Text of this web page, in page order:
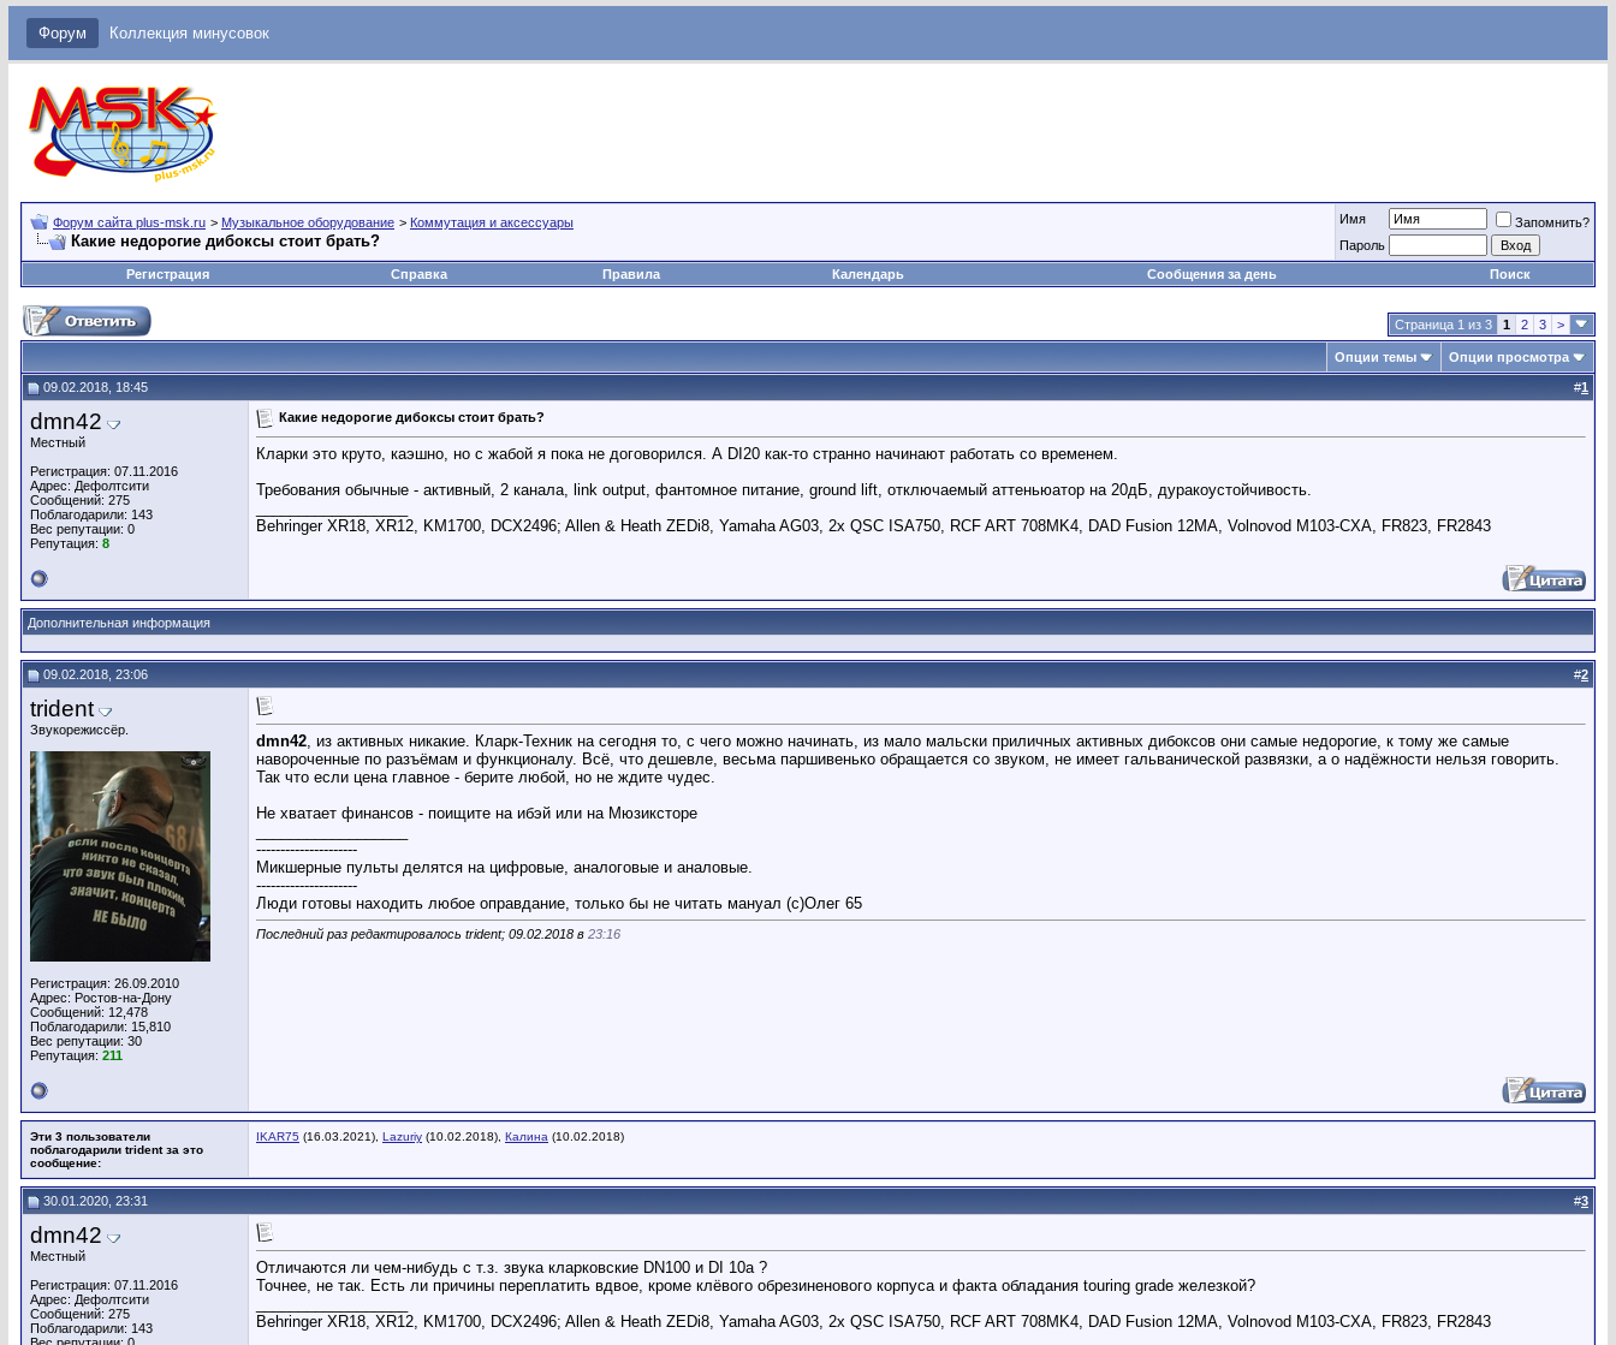
Форум Коллекция минусовок
Форум сайта plus-msk.ru > Музыкальное оборудование > Коммутация и аксессуары
Какие недорогие дибоксы стоит брать?
Имя
Запомнить?
Пароль
Регистрация
Справка Правила Календарь Сообщения за день Поиск
Страница 1 из 3 1 2 3 >
Опции темы Опции просмотра
09.02.2018, 18:45 #1
dmn42
Местный
Регистрация: 07.11.2016
Адрес: Дефолтсити
Сообщений: 275
Поблагодарили: 143
Вес репутации: 0
Репутация: 8
Какие недорогие дибоксы стоит брать?
Кларки это круто, каэшно, но с жабой я пока не договорился. А DI20 как-то странно начинают работать со временем.
Требования обычные - активный, 2 канала, link output, фантомное питание, ground lift, отключаемый аттеньюатор на 20дБ, дуракоустойчивость.
Behringer XR18, XR12, KM1700, DCX2496; Allen & Heath ZEDi8, Yamaha AG03, 2x QSC ISA750, RCF ART 708MK4, DAD Fusion 12MA, Volnovod M103-CXA, FR823, FR2843
Дополнительная информация
09.02.2018, 23:06 #2
trident
Звукорежиссёр.
Регистрация: 26.09.2010
Адрес: Ростов-на-Дону
Сообщений: 12,478
Поблагодарили: 15,810
Вес репутации: 30
Репутация: 211
dmn42, из активных никакие. Кларк-Техник на сегодня то, с чего можно начинать, из мало мальски приличных активных дибоксов они самые недорогие, к тому же самые
навороченные по разъёмам и функционалу. Всё, что дешевле, весьма паршивенько обращается со звуком, не имеет гальванической развязки, а о надёжности нельзя говорить.
Так что если цена главное - берите любой, но не ждите чудес.
Не хватает финансов - поищите на ибэй или на Мюзиксторе
---------------------
Микшерные пульты делятся на цифровые, аналоговые и аналовые.
---------------------
Люди готовы находить любое оправдание, только бы не читать мануал (с)Олег 65
Последний раз редактировалось trident; 09.02.2018 в 23:16
Эти 3 пользователи
поблагодарили trident за это
сообщение:
IKAR75 (16.03.2021), Lazuriy (10.02.2018), Калина (10.02.2018)
30.01.2020, 23:31 #3
dmn42
Местный
Регистрация: 07.11.2016
Адрес: Дефолтсити
Сообщений: 275
Поблагодарили: 143
Отличаются ли чем-нибудь с т.з. звука кларковские DN100 и DI 10a ?
Точнее, не так. Есть ли причины переплатить вдвое, кроме клёвого обрезиненового корпуса и факта обладания touring grade железкой?
Behringer XR18, XR12, KM1700, DCX2496; Allen & Heath ZEDi8, Yamaha AG03, 2x QSC ISA750, RCF ART 708MK4, DAD Fusion 12MA, Volnovod M103-CXA, FR823, FR2843